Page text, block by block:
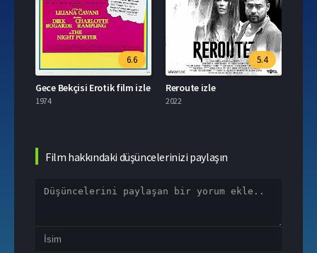
6.6
Gece Bekçisi Erotik film izle
1974
5.4
Reroute izle
2022
Film hakkındaki düşüncelerinizi paylaşın